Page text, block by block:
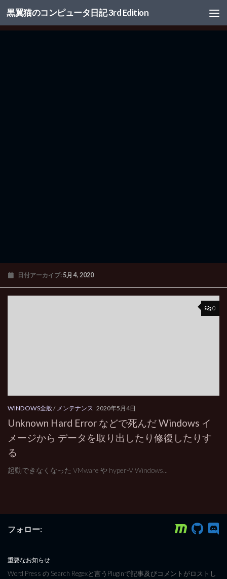
コンテンツへスキップ
黒翼猫のコンピュータ日記 3rd Edition
日付アーカイブ: 5月 4, 2020
0
WINDOWS全般/ メンテナンス 2020年5月4日
Unknown Hard Error などで死んだ Windows イ
メージから データを取り出したり修復したりす
る
起動できなくなった VMware や hyper-V Windows...
フォロー:
重要なお知らせ
Word Press の Search Regexと言うPluginで記事及びコメントがロストし